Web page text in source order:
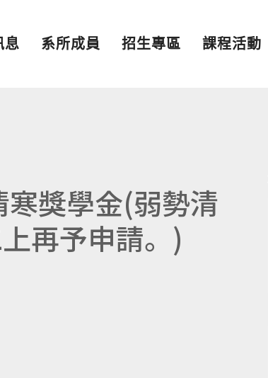
息 系所成員 招生專區 課程活動
獎學金(弱勢清
再予申請。)